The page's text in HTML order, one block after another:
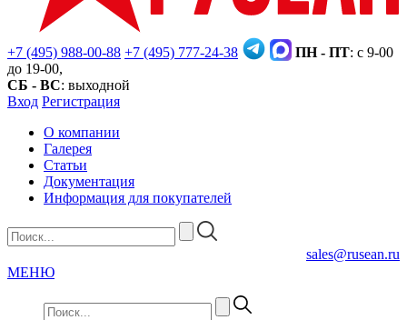
+7 (495) 988-00-88 +7 (495) 777-24-38 ПН - ПТ: с 9-00
до 19-00,
СБ - ВС: выходной
Вход Регистрация
О компании
Галерея
Статьи
Документация
Информация для покупателей
sales@rusean.ru
МЕНЮ